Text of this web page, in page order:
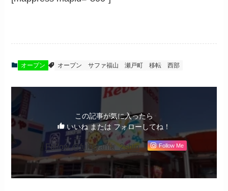
オープン オープン サファ福山 瀬戸町 移転 西部
この記事が気に入ったら
いいね または フォローしてね！
Follow @fukuyama_2shin Follow Me